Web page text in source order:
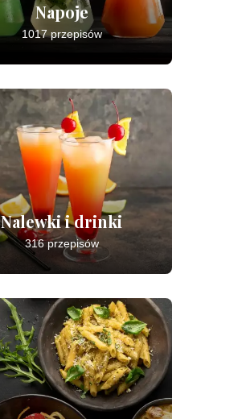
Napoje
1017 przepisów
Nalewki i drinki
316 przepisów